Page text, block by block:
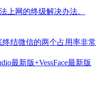
上网的终级解决办法。
结微信的两个占用率非常
最新版+VessFace最新版